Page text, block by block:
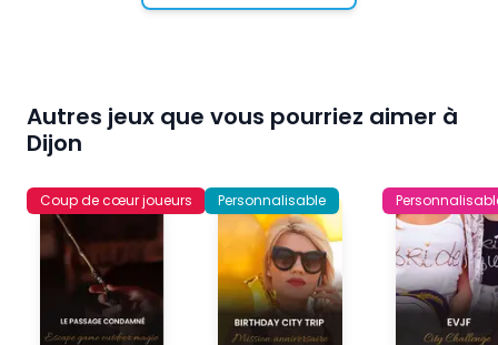
Autres jeux que vous pourriez aimer à
Dijon
Coup de cœur joueurs Personnalisable